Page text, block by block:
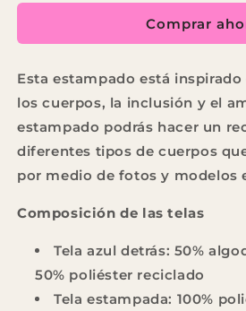
Comprar
Esta estampado está
los cuerpos, la inclusión y el
estampado podrás hacer un
diferentes tipos de cuerpos
por medio de fotos y modelos
Composición de las telas
Tela azul detrás: 50%
50% poliéster reciclado
Tela estampada: 100%